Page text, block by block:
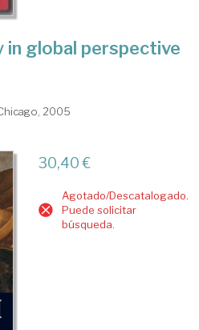
in global perspective
2005
30,40 €
Agotado/Descatalogado.
Puede solicitar
búsqueda.